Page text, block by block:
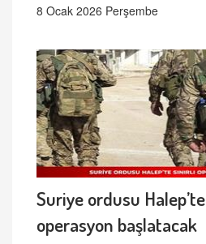
8 Ocak 2026 Perşembe
Suriye ordusu Halep’te
operasyon başlatacak